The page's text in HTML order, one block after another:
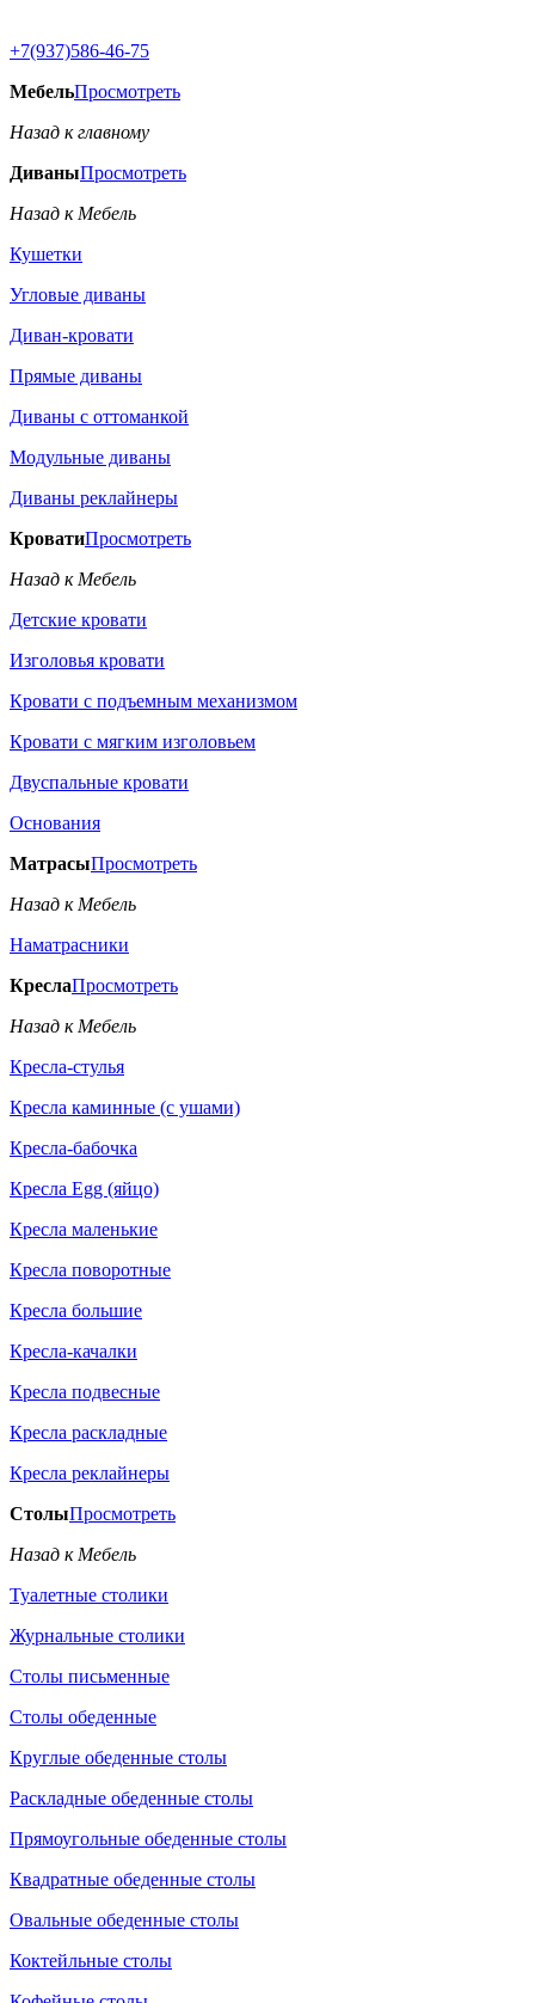
+7(937)586-46-75
МебельПросмотреть
Назад к главному
ДиваныПросмотреть
Назад к Мебель
Кушетки
Угловые диваны
Диван-кровати
Прямые диваны
Диваны с оттоманкой
Модульные диваны
Диваны реклайнеры
КроватиПросмотреть
Назад к Мебель
Детские кровати
Изголовья кровати
Кровати с подъемным механизмом
Кровати с мягким изголовьем
Двуспальные кровати
Основания
МатрасыПросмотреть
Назад к Мебель
Наматрасники
КреслаПросмотреть
Назад к Мебель
Кресла-стулья
Кресла каминные (с ушами)
Кресла-бабочка
Кресла Egg (яйцо)
Кресла маленькие
Кресла поворотные
Кресла большие
Кресла-качалки
Кресла подвесные
Кресла раскладные
Кресла реклайнеры
СтолыПросмотреть
Назад к Мебель
Туалетные столики
Журнальные столики
Столы письменные
Столы обеденные
Круглые обеденные столы
Раскладные обеденные столы
Прямоугольные обеденные столы
Квадратные обеденные столы
Овальные обеденные столы
Коктейльные столы